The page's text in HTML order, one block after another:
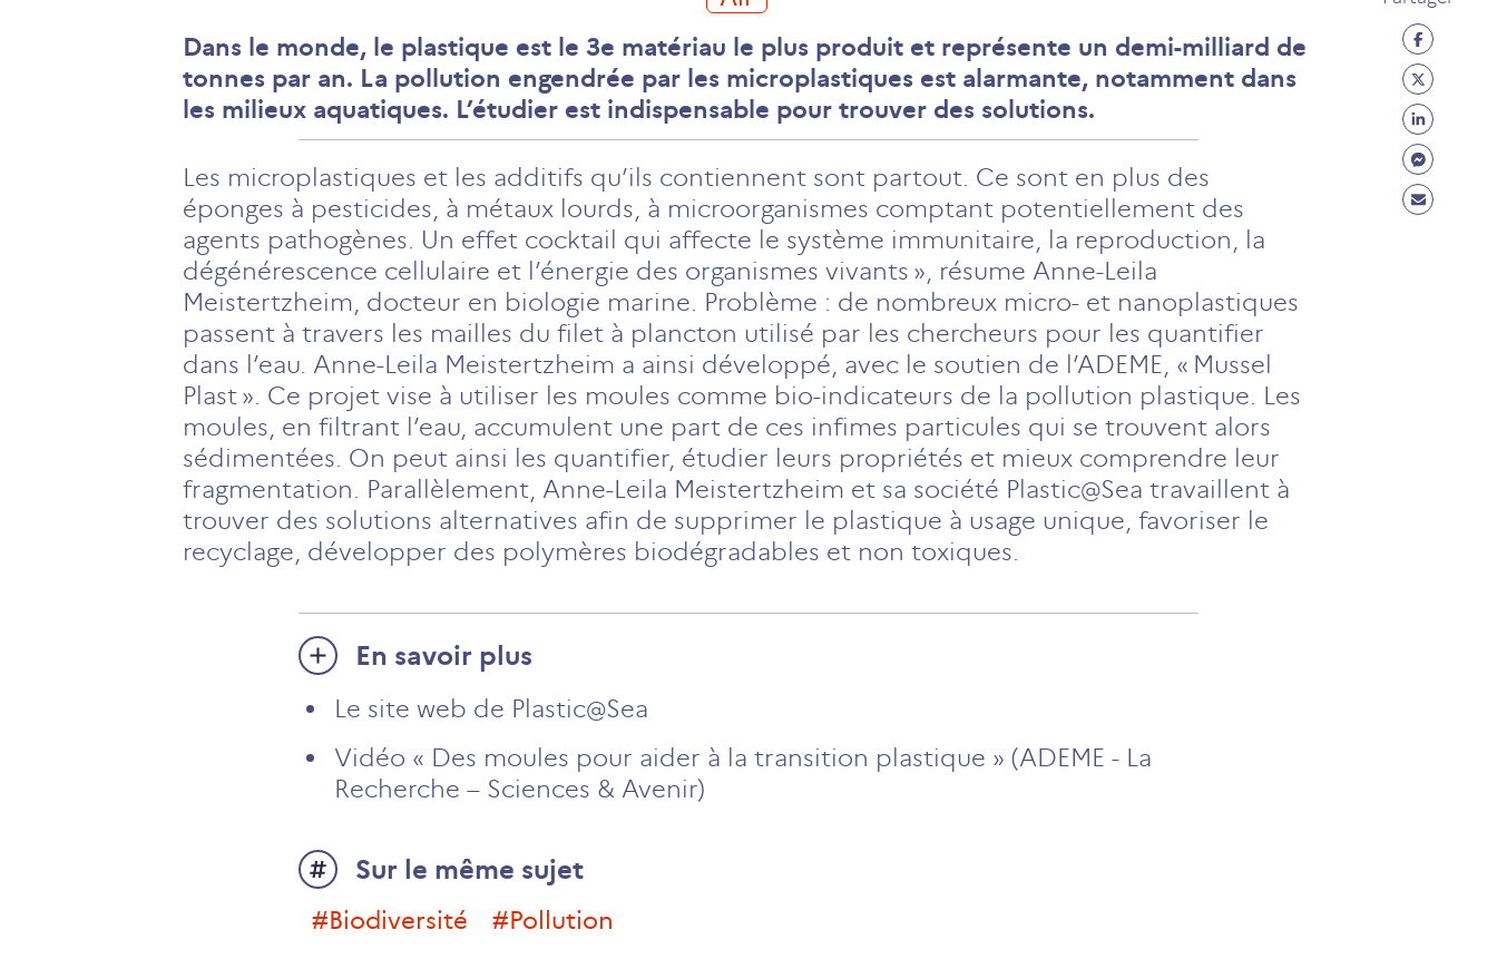
Dans le monde, le plastique est le 3e matériau le plus produit et représente un demi-milliard de
tonnes par an. La pollution engendrée par les microplastiques est alarmante, notamment dans
les milieux aquatiques. L’étudier est indispensable pour trouver des solutions.
Partage
(ouvre
un
nouvel
onglet)
Partage
Twitter
(ouvre
un
nouvel
Partage
(ouvre
un
Partage
(ouvre
Partage
Les microplastiques et les additifs qu’ils contiennent sont partout. Ce sont en plus des
éponges à pesticides, à métaux lourds, à microorganismes comptant potentiellement des
agents pathogènes. Un effet cocktail qui affecte le système immunitaire, la reproduction, la
dégénérescence cellulaire et l’énergie des organismes vivants », résume Anne-Leila
Meistertzheim, docteur en biologie marine. Problème : de nombreux micro- et nanoplastiques
passent à travers les mailles du filet à plancton utilisé par les chercheurs pour les quantifier
dans l’eau. Anne-Leila Meistertzheim a ainsi développé, avec le soutien de l’ADEME, « Mussel
Plast ». Ce projet vise à utiliser les moules comme bio-indicateurs de la pollution plastique. Les
moules, en filtrant l’eau, accumulent une part de ces infimes particules qui se trouvent alors
sédimentées. On peut ainsi les quantifier, étudier leurs propriétés et mieux comprendre leur
fragmentation. Parallèlement, Anne-Leila Meistertzheim et sa société Plastic@Sea travaillent à
trouver des solutions alternatives afin de supprimer le plastique à usage unique, favoriser le
recyclage, développer des polymères biodégradables et non toxiques.
En savoir plus
Le site web de Plastic@Sea
Vidéo « Des moules pour aider à la transition plastique » (ADEME - La
Recherche – Sciences & Avenir)
Sur le même sujet
#biodiversité #Pollution